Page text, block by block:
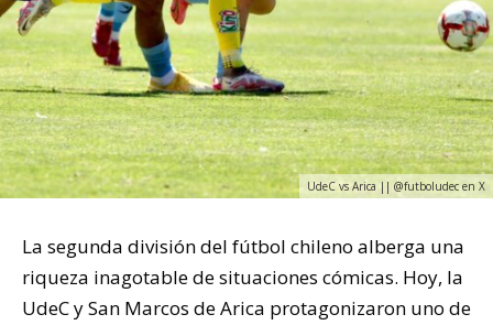
UdeC vs Arica || @futboludec en X
La segunda división del fútbol chileno alberga una
riqueza inagotable de situaciones cómicas. Hoy, la
UdeC y San Marcos de Arica protagonizaron uno de